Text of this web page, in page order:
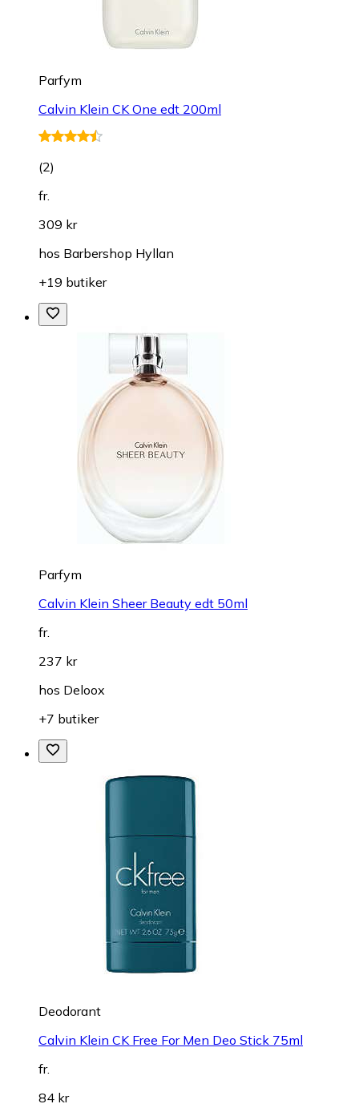
Parfym
Calvin Klein CK One edt 200ml
(2)
fr.
309 kr
hos Barbershop Hyllan
+19 butiker
Parfym
Calvin Klein Sheer Beauty edt 50ml
fr.
237 kr
hos Deloox
+7 butiker
Deodorant
Calvin Klein CK Free For Men Deo Stick 75ml
fr.
84 kr